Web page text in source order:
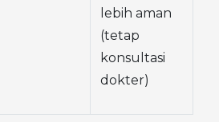
lebih aman
(tetap
konsultasi
dokter)